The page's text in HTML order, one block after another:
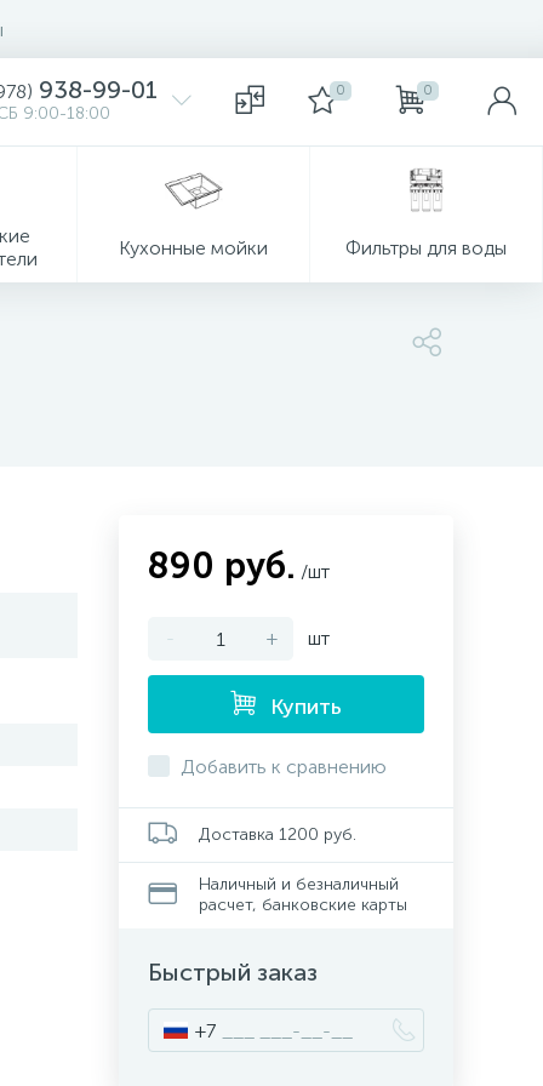
938-99-01
9:00-18:00
0 0
Кухонные мойки Фильтры для воды
890 руб. /шт
- + шт
Купить
Добавить к сравнению
Доставка 1200 руб.
Наличный и безналичный
расчет, банковские карты
Быстрый заказ
+7